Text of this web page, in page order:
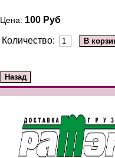
Цена: 100 Руб
Количество: